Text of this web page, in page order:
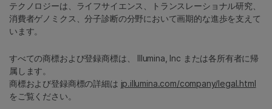
テクノロジーは、ライフサイエンス、トランスレーショナル研究、
消費者ゲノミクス、分子診断の分野において画期的な進歩を支えて
います。
すべての商標および登録商標は、 Illumina, Inc または各所有者に帰
属します。
商標および登録商標の詳細は jp.illumina.com/company/legal.html
をご覧ください。